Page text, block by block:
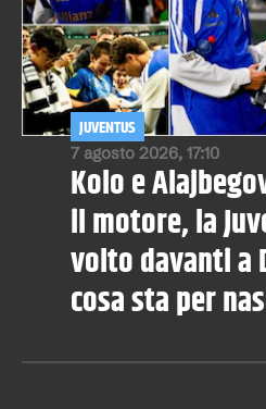
7 agosto 2026, 17:10
JUVENTUS
Kolo e
il motore, la
volto davanti a
cosa sta per